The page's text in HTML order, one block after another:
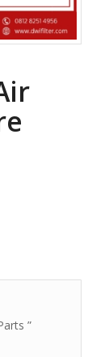
”